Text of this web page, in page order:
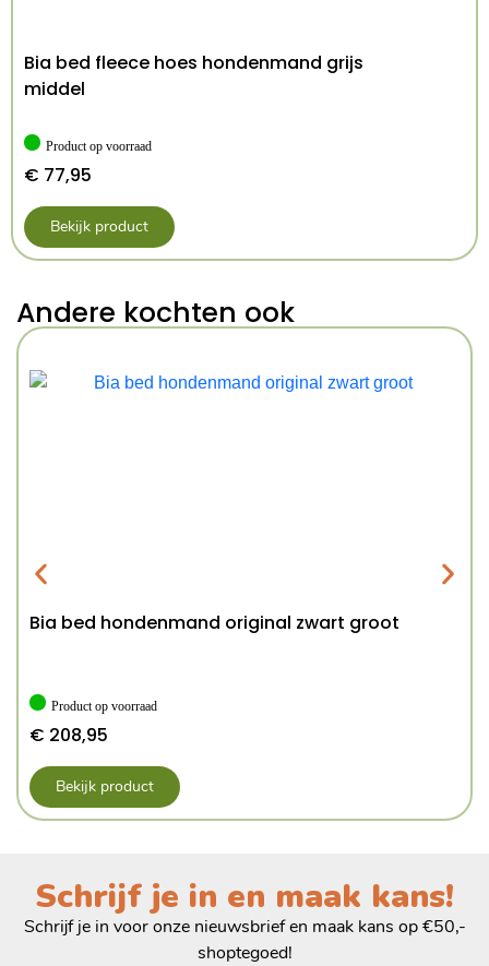
Bia bed fleece hoes hondenmand grijs
middel
Product op voorraad
€ 77,95
Bekijk product
Andere kochten ook
Bia bed hondenmand original zwart groot
Product op voorraad
€ 208,95
Bekijk product
Schrijf je in en maak kans!
Schrijf je in voor onze nieuwsbrief en maak kans op €50,-
shoptegoed!